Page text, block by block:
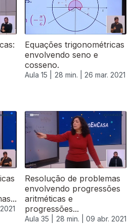
Equações trigonométricas
envolvendo seno e
cosseno.
Aula 15 | 28 min. | 26 mar. 2021
Resolução de problemas
envolvendo progressões
aritméticas e
progressões...
Aula 35 | 28 min. | 09 abr. 2021